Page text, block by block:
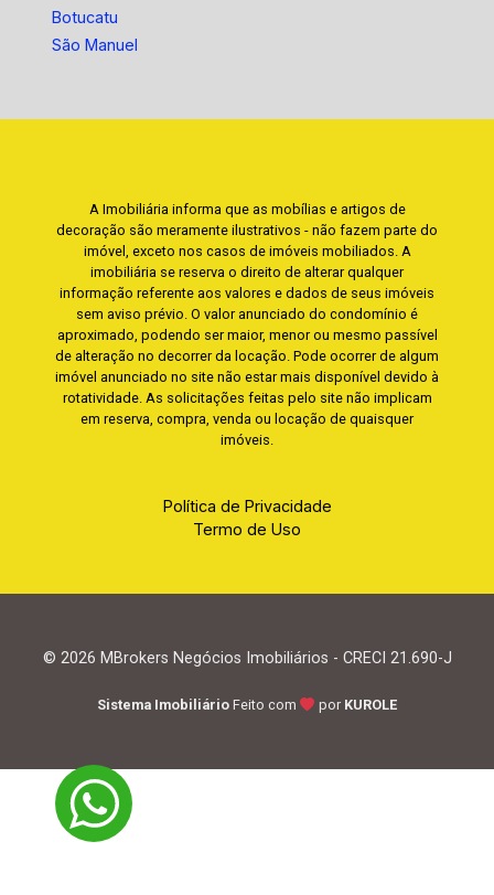
Botucatu
São Manuel
A Imobiliária informa que as mobílias e artigos de
decoração são meramente ilustrativos - não fazem parte do
imóvel, exceto nos casos de imóveis mobiliados. A
imobiliária se reserva o direito de alterar qualquer
informação referente aos valores e dados de seus imóveis
sem aviso prévio. O valor anunciado do condomínio é
aproximado, podendo ser maior, menor ou mesmo passível
de alteração no decorrer da locação. Pode ocorrer de algum
imóvel anunciado no site não estar mais disponível devido à
rotatividade. As solicitações feitas pelo site não implicam
em reserva, compra, venda ou locação de quaisquer
imóveis.
Política de Privacidade
Termo de Uso
© 2026 MBrokers Negócios Imobiliários - CRECI 21.690-J
Sistema Imobiliário Feito com por KUROLE